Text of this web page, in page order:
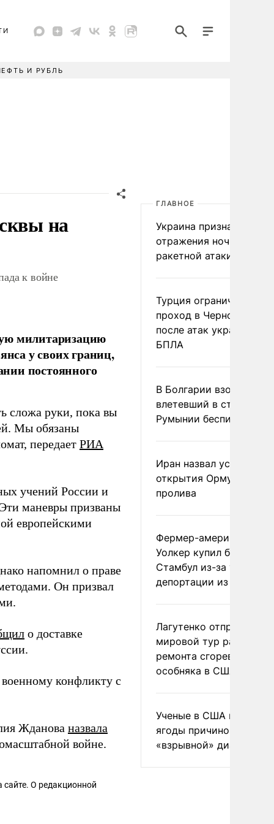
И РУБЛЬ
на
к войне
милитаризацию
у своих границ,
постоянного
сложа руки, пока вы
Мы обязаны
передает РИА
учений России и
маневры призваны
европейскими
напомнил о праве
Он призвал
о доставке
конфликту с
Жданова назвала
войне.
сайте. О редакционной
ГЛАВНОЕ
Украина признала
отражения ночной
ракетной атаки
Турция ограничила
проход в Черное море
после атак украинских
БПЛА
В Болгарии взорвался
влетевший в страну из
Румынии беспилотник
Иран назвал условие
открытия Ормузского
пролива
Фермер-американец
Уолкер купил билет в
Стамбул из-за угрозы
депортации из России
Лагутенко отправился в
мировой тур ради
ремонта сгоревшего
особняка в США
Ученые в США назвали
ягоды причиной
«взрывной» диареи